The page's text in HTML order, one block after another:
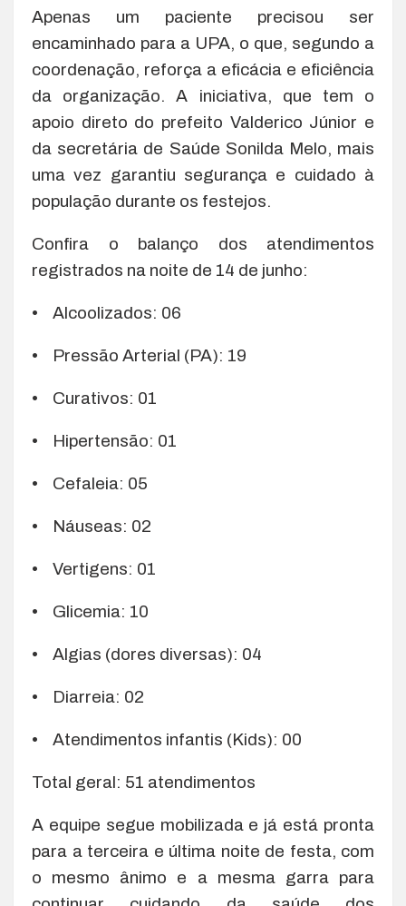
Apenas um paciente precisou ser
encaminhado para a UPA, o que, segundo a
coordenação, reforça a eficácia e eficiência
da organização. A iniciativa, que tem o
apoio direto do prefeito Valderico Júnior e
da secretária de Saúde Sonilda Melo, mais
uma vez garantiu segurança e cuidado à
população durante os festejos.
Confira o balanço dos atendimentos
registrados na noite de 14 de junho:
• Alcoolizados: 06
• Pressão Arterial (PA): 19
• Curativos: 01
• Hipertensão: 01
• Cefaleia: 05
• Náuseas: 02
• Vertigens: 01
• Glicemia: 10
• Algias (dores diversas): 04
• Diarreia: 02
• Atendimentos infantis (Kids): 00
Total geral: 51 atendimentos
A equipe segue mobilizada e já está pronta
para a terceira e última noite de festa, com
o mesmo ânimo e a mesma garra para